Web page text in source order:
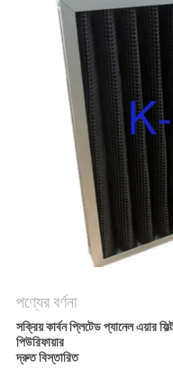
গোপনীয়তা
পণ্যের বর্ণনা
সক্রিয় কার্বন প্লিটেড প্যানেল এয়ার
পিউরিফায়ার
দ্রুত বিস্তারিত